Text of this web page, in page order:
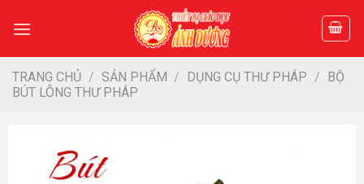
TRANG CHỦ / SẢN PHẨM / DỤNG CỤ THƯ PHÁP / BỘ
BÚT LÔNG THƯ PHÁP